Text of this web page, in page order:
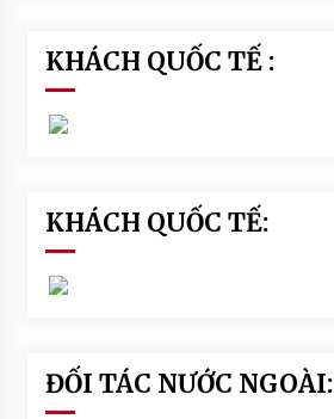
KHÁCH QUỐC TẾ :
KHÁCH QUỐC TẾ:
ĐỐI TÁC NƯỚC NGOÀI: